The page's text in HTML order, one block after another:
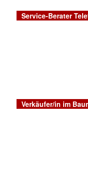
Service-Berater
Verkäufer/in im